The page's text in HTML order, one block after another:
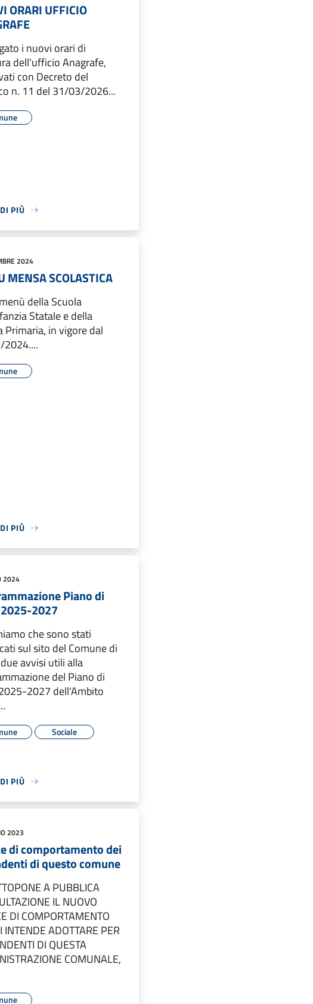
ORARI UFFICIO
i nuovi orari di
dell'ufficio Anagrafe,
con Decreto del
n. 11 del 31/03/2026...
PIÙ
2024
MENSA SCOLASTICA
della Scuola
Statale e della
Primaria, in vigore dal
PIÙ
2024
Piano di
2027
che sono stati
sul sito del Comune di
avvisi utili alla
del Piano di
2027 dell'Ambito
Sociale
PIÙ
2023
di comportamento dei
di questo comune
A PUBBLICA
IL NUOVO
DI COMPORTAMENTO
INTENDE ADOTTARE PER
DI QUESTA
COMUNALE,